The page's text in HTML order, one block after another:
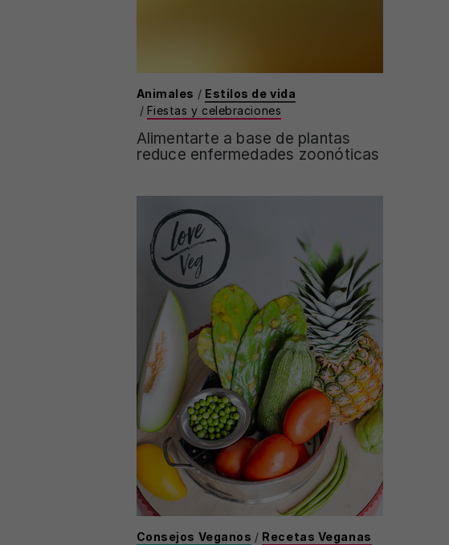
Animales / Estilos de vida
/ Fiestas y celebraciones
Alimentarte a base de plantas
reduce enfermedades zoonóticas
Consejos Veganos / Recetas Veganas